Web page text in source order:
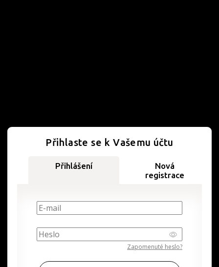
Přihlaste se k Vašemu účtu
Přihlášení
Nová
registrace
Zapomenuté heslo?